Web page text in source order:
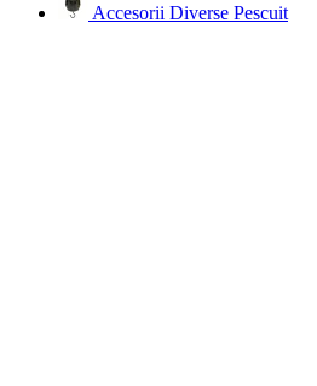
Accesorii Diverse Pescuit